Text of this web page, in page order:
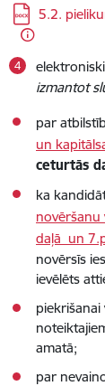
Lejupielādēt:
5.2.
izmantot
par
un
ceturtās
ka
novēršanu
daļā un
novērsīs
ievēlēts
amatā;
par